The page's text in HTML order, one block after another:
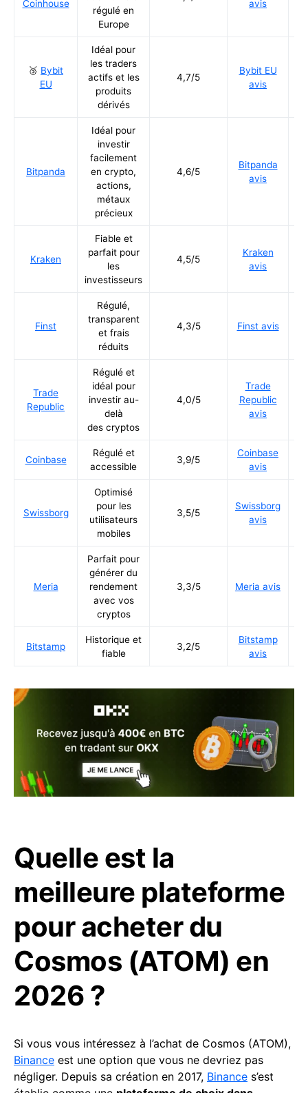
Coinhouse
régulé en
Europe
avis
🥉 Bybit
EU
Idéal pour
les traders
actifs et les
produits
dérivés
4,7/5
Bybit EU
avis
Bitpanda
Idéal pour
investir
facilement
en crypto,
actions,
métaux
précieux
4,6/5
Bitpanda
avis
Kraken
Fiable et
parfait pour
les
investisseurs
4,5/5
Kraken
avis
Finst
Régulé,
transparent
et frais
réduits
4,3/5 Finst avis
Trade
Republic
Régulé et
idéal pour
investir au-
delà
des cryptos
4,0/5
Trade
Republic
avis
Coinbase
Régulé et
accessible
3,9/5
Coinbase
avis
Swissborg
Optimisé
pour les
utilisateurs
mobiles
3,5/5
Swissborg
avis
Meria
Parfait pour
générer du
rendement
avec vos
cryptos
3,3/5 Meria avis
Bitstamp
Historique et
fiable
3,2/5
Bitstamp
avis
Quelle est la
meilleure plateforme
pour acheter du
Cosmos (ATOM) en
2026 ?
Si vous vous intéressez à l’achat de Cosmos (ATOM),
Binance est une option que vous ne devriez pas
négliger. Depuis sa création en 2017, Binance s’est